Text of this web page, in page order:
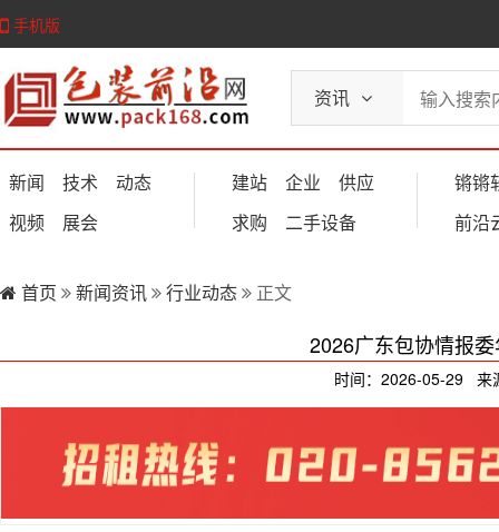
手机版
资讯
新闻 技术
动态
视频
展会
建站 企业
供应
求购
二手设备
锵锵
前沿
首页 新闻资讯 行业动态 正文
2026广东包协情报
时间：2026-05-29 来